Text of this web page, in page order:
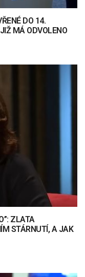
DO 14.
MÁ ODVOLENO
ZLATA
STÁRNUTÍ, A JAK